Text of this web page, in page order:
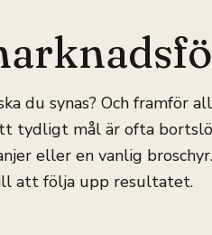
du synas? Och framför
tydligt mål är ofta
eller en vanlig
att följa upp resultatet.